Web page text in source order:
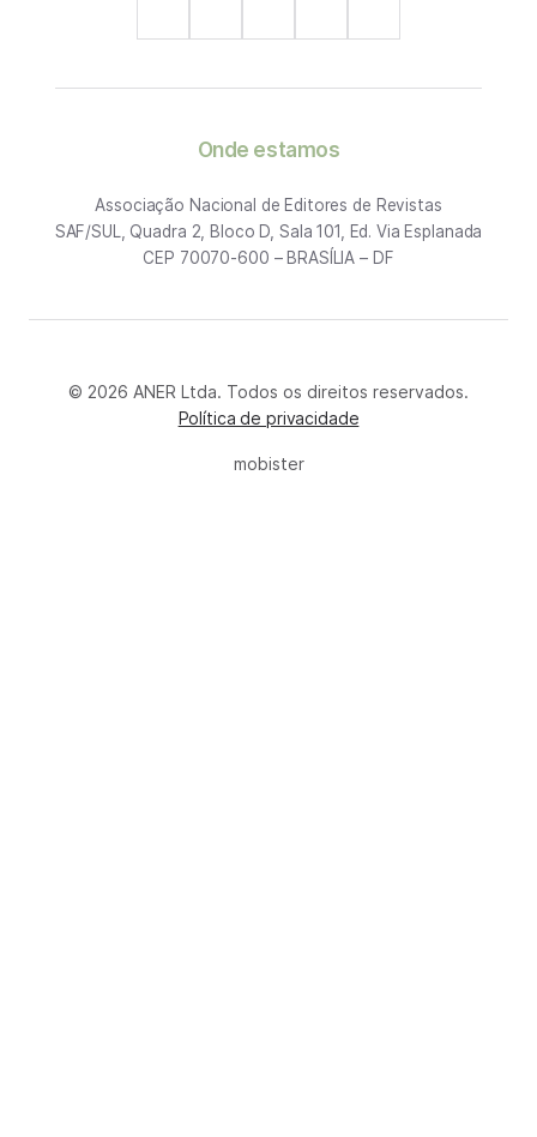
Onde estamos
Associação Nacional de Editores de Revistas
SAF/SUL, Quadra 2, Bloco D, Sala 101, Ed. Via Esplanada
CEP 70070-600 – BRASÍLIA – DF
© 2026 ANER Ltda. Todos os direitos reservados.
Política de privacidade
mobister